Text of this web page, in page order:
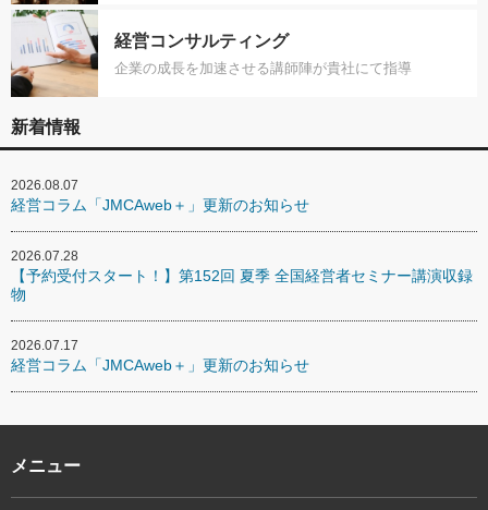
経営コンサルティング
企業の成長を加速させる講師陣が貴社にて指導
新着情報
2026.08.07
経営コラム「JMCAweb＋」更新のお知らせ
2026.07.28
【予約受付スタート！】第152回 夏季 全国経営者セミナー講演収録
物
2026.07.17
経営コラム「JMCAweb＋」更新のお知らせ
メニュー